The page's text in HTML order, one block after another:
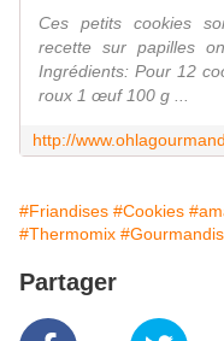
Ces petits cookies
recette sur papilles
Ingrédients: Pour 12
roux 1 œuf 100 g ...
#Friandises #Cookies
#Thermomix
Partager